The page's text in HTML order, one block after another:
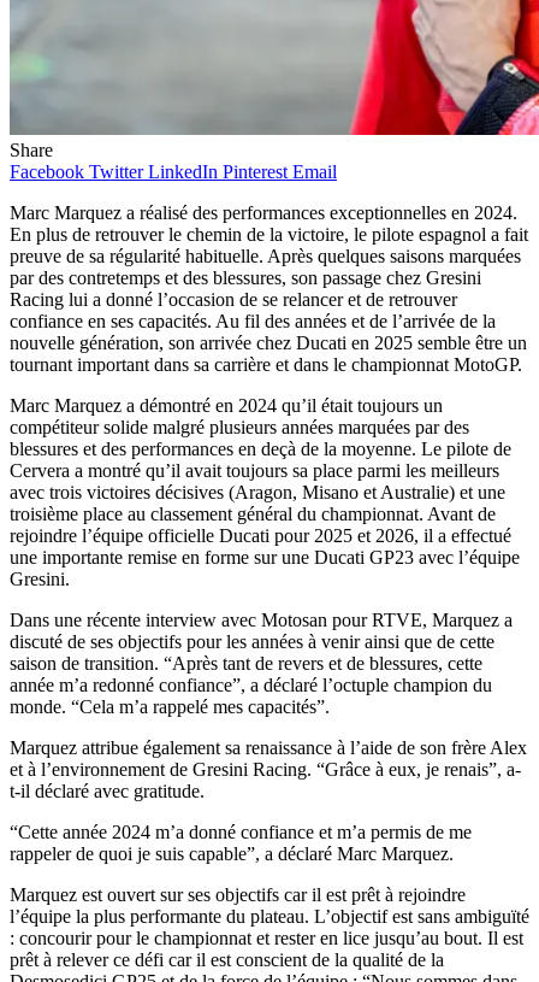
Share
Facebook Twitter LinkedIn Pinterest Email
Marc Marquez a réalisé des performances exceptionnelles en 2024.
En plus de retrouver le chemin de la victoire, le pilote espagnol a fait
preuve de sa régularité habituelle. Après quelques saisons marquées
par des contretemps et des blessures, son passage chez Gresini
Racing lui a donné l’occasion de se relancer et de retrouver
confiance en ses capacités. Au fil des années et de l’arrivée de la
nouvelle génération, son arrivée chez Ducati en 2025 semble être un
tournant important dans sa carrière et dans le championnat MotoGP.
Marc Marquez a démontré en 2024 qu’il était toujours un
compétiteur solide malgré plusieurs années marquées par des
blessures et des performances en deçà de la moyenne. Le pilote de
Cervera a montré qu’il avait toujours sa place parmi les meilleurs
avec trois victoires décisives (Aragon, Misano et Australie) et une
troisième place au classement général du championnat. Avant de
rejoindre l’équipe officielle Ducati pour 2025 et 2026, il a effectué
une importante remise en forme sur une Ducati GP23 avec l’équipe
Gresini.
Dans une récente interview avec Motosan pour RTVE, Marquez a
discuté de ses objectifs pour les années à venir ainsi que de cette
saison de transition. “Après tant de revers et de blessures, cette
année m’a redonné confiance”, a déclaré l’octuple champion du
monde. “Cela m’a rappelé mes capacités”.
Marquez attribue également sa renaissance à l’aide de son frère Alex
et à l’environnement de Gresini Racing. “Grâce à eux, je renais”, a-
t-il déclaré avec gratitude.
“Cette année 2024 m’a donné confiance et m’a permis de me
rappeler de quoi je suis capable”, a déclaré Marc Marquez.
Marquez est ouvert sur ses objectifs car il est prêt à rejoindre
l’équipe la plus performante du plateau. L’objectif est sans ambiguïté
: concourir pour le championnat et rester en lice jusqu’au bout. Il est
prêt à relever ce défi car il est conscient de la qualité de la